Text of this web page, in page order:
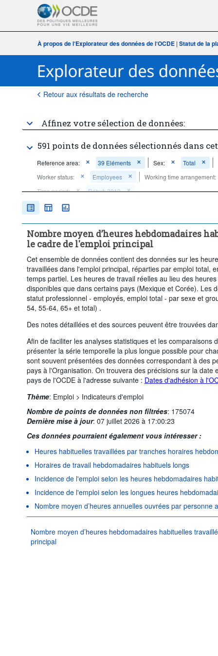
À propos de l‘Explorateur des données de l‘OCDE |Statut de la
Retour aux résultats de recherche
Affinez votre sélection de données:
591 points de données sélectionnés dans
Reference area: 39 Eléments Sex: Total
Worker status:
Employees
Working time arrangement:
Time period:
Début: 2010
Supprimer tout
Nombre moyen d’heures hebdomadaires
le cadre de l'emploi principal
Cet ensemble de données contient des données sur les
travaillées dans l'emploi principal, réparties par emploi total,
temps partiel. Les heures de travail réelles au lieu des
disponibles que dans certains pays (Mexique et Corée). Les
statut professionnel - employés, emploi total - par sexe et
54, 55-64, 65+ et total) .
Des notes détaillées et des sources peuvent être trouvées
Afin de faciliter les analyses statistiques et les comparaisons
présenter la série temporelle la plus longue possible pour
sont souvent présentées des données correspondant à des
pays à l'Organisation. On trouvera des précisions sur la date
pays de l'OCDE à l'adresse suivante : Dates d'adhésion à
Thème: Emploi > Indicateurs d'emploi
Nombre de points de données non filtrées: 175074
Dernière mise à jour: 07 juillet 2026 à 17:00:23
Ces données pourraient également vous intéresser :
Heures habituelles travaillées par tranches horaires
Horaires de travail hebdomadaires habituels longs
Incidence de l'emploi selon les heures hebdomadaires
Incidence de l'emploi selon les longues heures
Nombre moyen d’heures annuelles ouvrées par personne
Nombre moyen d’heures hebdomadaires habituelles
principal